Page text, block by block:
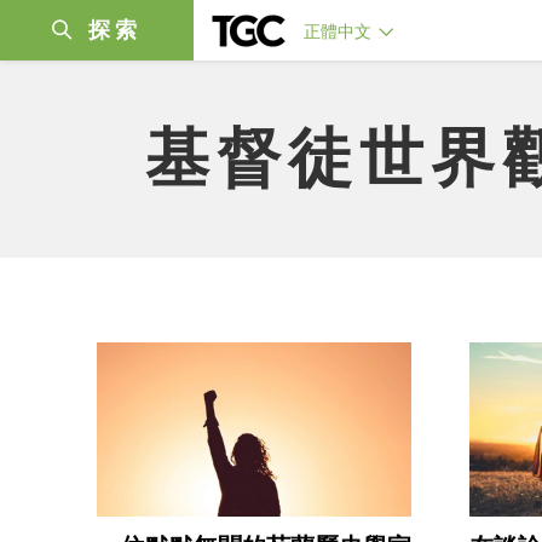
探索 正體中文
基督徒世界